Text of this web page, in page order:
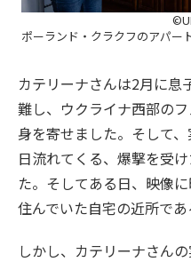
ポーランド・クラクフのアパー
カテリーナさんは2月に息
難し、ウクライナ西部の
身を寄せました。そして
日流れてくる、爆撃を受
た。そしてある日、映像
住んでいた自宅の近所であ
しかし、カテリーナさん